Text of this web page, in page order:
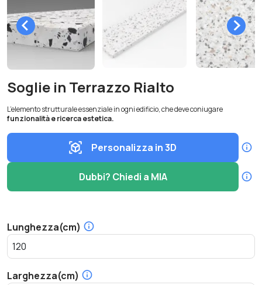
Soglie in Terrazzo Rialto
L’elemento strutturale essenziale in ogni edificio, che deve coniugare
funzionalità e ricerca estetica.
Personalizza in 3D
Dubbi? Chiedi a MIA
Lunghezza(cm)
Larghezza(cm)